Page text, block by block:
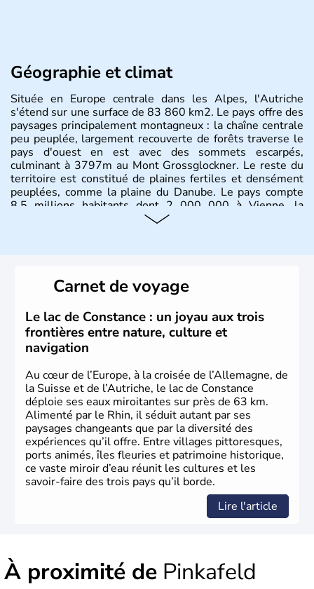
Géographie et climat
Située en Europe centrale dans les Alpes, l'Autriche
s'étend sur une surface de 83 860 km2. Le pays offre des
paysages principalement montagneux : la chaîne centrale
peu peuplée, largement recouverte de forêts traverse le
pays d'ouest en est avec des sommets escarpés,
culminant à 3797m au Mont Grossglockner. Le reste du
territoire est constitué de plaines fertiles et densément
peuplées, comme la plaine du Danube. Le pays compte
8.5 millions habitants dont 2 000 000 à Vienne, la
compte aujourd'hui plus de 8 millions d'habitants.
L'Autriche a donné naissance à de nombreux artistes :
Mozart, Schubert, le psychanalyste Freud, Romy
Schneider, Arnold Schwarzenegger, Anton Bruckner,
Gustav Mahler font partie des Autrichiens les plus
marquants de ces dernières décennies.
Carnet de voyage
Le lac de Constance : un joyau aux trois
frontières entre nature, culture et
navigation
Au cœur de l’Europe, à la croisée de l’Allemagne, de
la Suisse et de l’Autriche, le lac de Constance
déploie ses eaux miroitantes sur près de 63 km.
Alimenté par le Rhin, il séduit autant par ses
paysages changeants que par la diversité des
expériences qu’il offre. Entre villages pittoresques,
ports animés, îles fleuries et patrimoine historique,
ce vaste miroir d’eau réunit les cultures et les
savoir-faire des trois pays qu’il borde.
Lire l'article
À proximité de Pinkafeld